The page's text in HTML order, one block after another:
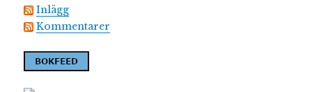
Inlägg
Kommentarer